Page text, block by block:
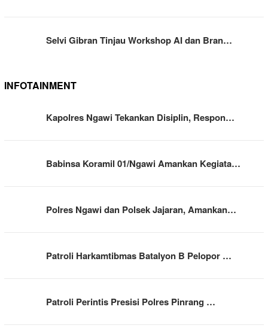
Selvi Gibran Tinjau Workshop AI dan Bran…
INFOTAINMENT
Kapolres Ngawi Tekankan Disiplin, Respon…
Babinsa Koramil 01/Ngawi Amankan Kegiata…
Polres Ngawi dan Polsek Jajaran, Amankan…
Patroli Harkamtibmas Batalyon B Pelopor …
Patroli Perintis Presisi Polres Pinrang …